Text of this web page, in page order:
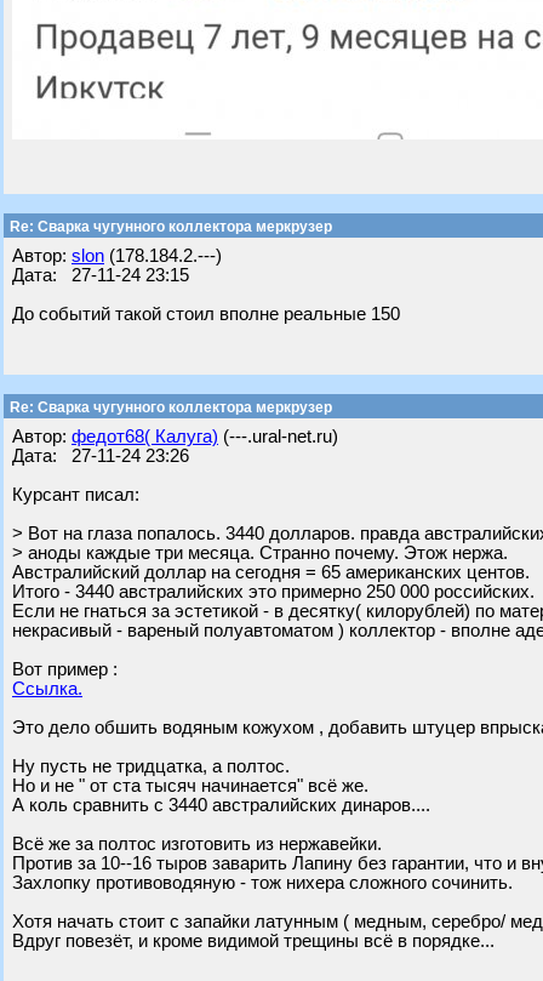
Re: Сварка чугунного коллектора меркрузер
Автор: slon (178.184.2.---)
Дата: 27-11-24 23:15
До событий такой стоил вполне реальные 150
Re: Сварка чугунного коллектора меркрузер
Автор: федот68( Калуга) (---.ural-net.ru)
Дата: 27-11-24 23:26
Курсант писал:
> Вот на глаза попалось. 3440 долларов. правда
> аноды каждые три месяца. Странно почему. Этож нержа.
Австралийский доллар на сегодня = 65 американских центов.
Итого - 3440 австралийских это примерно 250 000 российских.
Если не гнаться за эстетикой - в десятку( килорублей) по
некрасивый - вареный полуавтоматом ) коллектор - вполне
Вот пример :
Ссылка.
Это дело обшить водяным кожухом , добавить штуцер
Ну пусть не тридцатка, а полтос.
Но и не " от ста тысяч начинается" всё же.
А коль сравнить с 3440 австралийских динаров....
Всё же за полтос изготовить из нержавейки.
Против за 10--16 тыров заварить Лапину без гарантии, что и
Захлопку противоводяную - тож нихера сложного сочинить.
Хотя начать стоит с запайки латунным ( медным, серебро/
Вдруг повезёт, и кроме видимой трещины всё в порядке...